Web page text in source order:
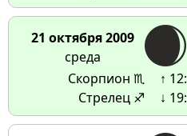
21 октября 2009
среда
Скорпион ♏
Стрелец ♐
↑
↓